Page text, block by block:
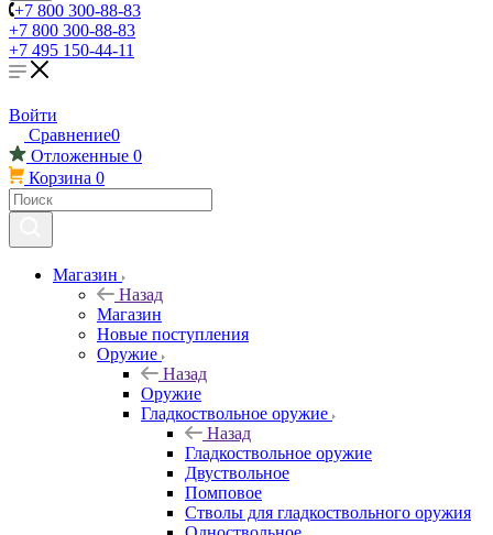
+7 800 300-88-83
+7 800 300-88-83
+7 495 150-44-11
Войти
Сравнение0
Отложенные 0
Корзина 0
Магазин
Назад
Магазин
Новые поступления
Оружие
Назад
Оружие
Гладкоствольное оружие
Назад
Гладкоствольное оружие
Двуствольное
Помповое
Стволы для гладкоствольного оружия